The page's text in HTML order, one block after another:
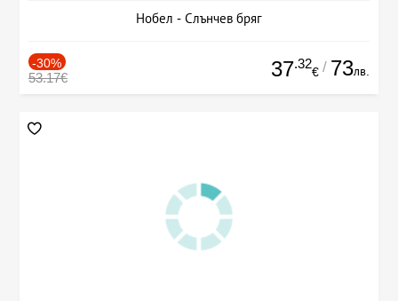
Нобел - Слънчев бряг
-30%
53.17€ 37.32
€ / 73лв.